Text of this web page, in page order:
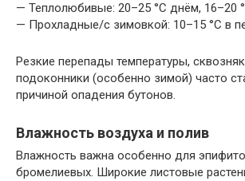
— Теплолюбивые: 20–25 °C днём, 16–20
— Прохладные/с зимовкой: 10–15 °C в
Резкие перепады температуры,
подоконники (особенно зимой) часто
причиной опадения бутонов.
Влажность воздуха и полив
Влажность важна особенно для
бромелиевых. Широкие листовые